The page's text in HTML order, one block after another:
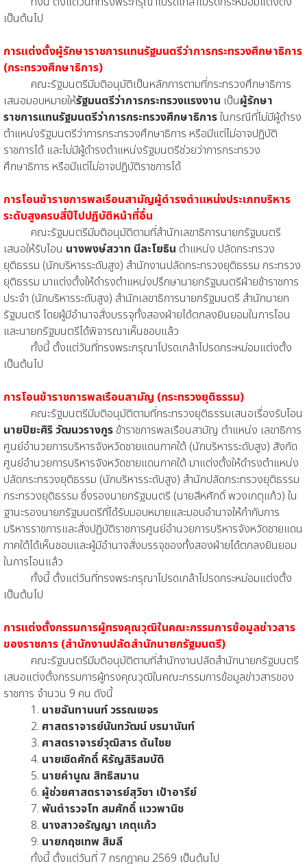
เป็นต้นไป
การแต่งตั้งผู้รักษาราชการแทนรัฐมนตรีว่าการกระทรวงศึกษาธิการ
(กระทรวงศึกษาธิการ)
คณะรัฐมนตรีมีมติอนุมัติเป็นหลักการตามที่กระทรวงศึกษาธิการ
เสนอมอบหมายให้รัฐมนตรีว่าการกระทรวงแรงงาน เป็นผู้รักษา
ราชการแทนรัฐมนตรีว่าการกระทรวงศึกษาธิการในกรณีที่ไม่มีผู้ดำรง
ตำแหน่งรัฐมนตรีว่าการกระทรวงศึกษาธิการ หรือมีแต่ไม่อาจปฏิบัติ
ราชการได้ และไม่มีผู้ดำรงตำแหน่งรัฐมนตรีช่วยว่าการกระทรวง
ศึกษาธิการ หรือมีแต่ไม่อาจปฏิบัติราชการได้
การโอนข้าราชการพลเรือนสามัญผู้ดำรงตำแหน่งประเภทบริหาร
ระดับสูงครบสี่ปีไปปฏิบัติหน้าที่อื่น
คณะรัฐมนตรีมีมติอนุมัติตามที่สำนักเลขาธิการนายกรัฐมนตรี
เสนอให้รับโอน นางพงษ์สวาท นีละโยธิน ตำแหน่ง ปลัดกระทรวง
ยุติธรรม (นักบริหารระดับสูง) สำนักงานปลัดกระทรวงยุติธรรม กระทรวง
ยุติธรรม มาแต่งตั้งให้ดำรงตำแหน่งปรึกษานายกรัฐมนตรีฝ่ายข้าราชการ
ประจำ (นักบริหารระดับสูง) สำนักเลขาธิการนายกรัฐมนตรี สำนักนายก
รัฐมนตรี โดยผู้มีอำนาจสั่งบรรจุทั้งสองฝ่ายได้ตกลงยินยอมในการโอน
และนายกรัฐมนตรีได้พิจารณาเห็นชอบแล้ว
ทั้งนี้ ตั้งแต่วันที่ทรงพระกรุณาโปรดเกล้าโปรดกระหม่อมแต่งตั้ง
เป็นต้นไป
การโอนข้าราชการพลเรือนสามัญ (กระทรวงยุติธรรม)
คณะรัฐมนตรีมีมติอนุมัติตามที่กระทรวงยุติธรรมเสนอเรื่องรับโอน
นายปิยะศิริ วัฒนวรางกูรข้าราชการพลเรือนสามัญ ตำแหน่ง เลขาธิการ
ศูนย์อำนวยการบริหารจังหวัดชายแดนภาคใต้ (นักบริหารระดับสูง) สังกัด
ศูนย์อำนวยการบริหารจังหวัดชายแดนภาคใต้ มาแต่งตั้งให้ดำรงตำแหน่ง
ปลัดกระทรวงยุติธรรม (นักบริหารระดับสูง) สำนักปลัดกระทรวงยุติธรรม
กระทรวงยุติธรรม ซึ่งรองนายกรัฐมนตรี (นายสีหศักดิ์ พวงเกตุแก้ว) ใน
ฐานะรองนายกรัฐมนตรีที่ได้รับมอบหมายและมอบอำนาจให้กำกับการ
บริหารราชการและสั่งปฏิบัติราชการศูนย์อำนวยการบริหารจังหวัดชายแดน
ภาคใต้ได้เห็นชอบและผู้มีอำนาจสั่งบรรจุของทั้งสองฝ่ายได้ตกลงยินยอม
ในการโอนแล้ว
ทั้งนี้ ตั้งแต่วันที่ทรงพระกรุณาโปรดเกล้าโปรดกระหม่อมแต่งตั้ง
เป็นต้นไป
การแต่งตั้งกรรมการผู้ทรงคุณวุฒิในคณะกรรมการข้อมูลข่าวสาร
ของราชการ (สำนักงานปลัดสำนักนายกรัฐมนตรี)
คณะรัฐมนตรีมีมติอนุมัติตามที่สำนักงานปลัดสำนักนายกรัฐมนตรี
เสนอแต่งตั้งกรรมการผู้ทรงคุณวุฒิในคณะกรรมการข้อมูลข่าวสารของ
ราชการ จำนวน 9 คน ดังนี้
1. นายฉันทานนท์ วรรณเขจร
2. ศาสตราจารย์นันทวัฒน์ บรมานันท์
3. ศาสตราจารย์วุฒิสาร ตันไชย
4. นายเชิดศักดิ์ หิรัญสิริสมบัติ
5. นายคำนูณ สิทธิสมาน
6. ผู้ช่วยศาสตราจารย์สุวิชา เป้าอารีย์
7. พันตำรวจโท สมศักดิ์ แววพานิช
8. นางสาวอรัญญา เกตุแก้ว
9. นายกฤชเทพ สิมลี
ทั้งนี้ ตั้งแต่วันที่ 7 กรกฎาคม 2569 เป็นต้นไป